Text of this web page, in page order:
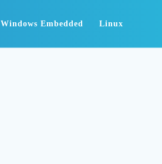
Windows Embedded Linux